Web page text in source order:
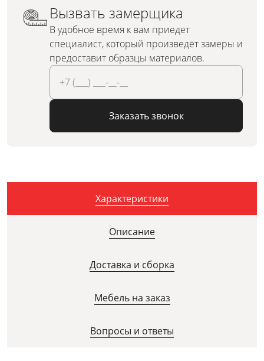
Вызвать замерщика
В удобное время к вам приедет
специалист, который произведёт замеры и
предоставит образцы материалов.
Заказать звонок
Характеристики
Описание
Доставка и сборка
Мебель на заказ
Вопросы и ответы